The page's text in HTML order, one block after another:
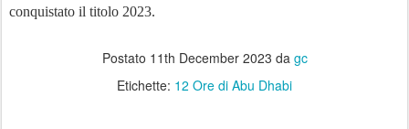
conquistato il titolo 2023.
Postato 11th December 2023 da gc
Etichette: 12 Ore di Abu Dhabi